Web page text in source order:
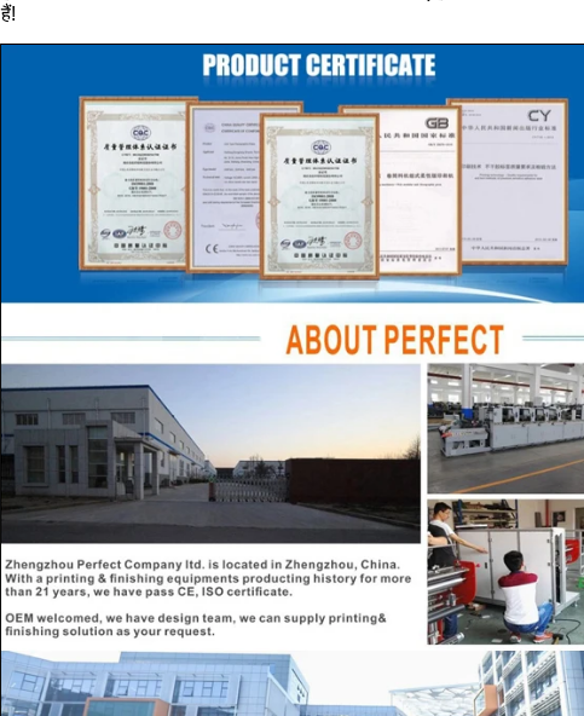
हैं!